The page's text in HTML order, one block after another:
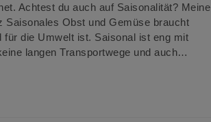
Achtest du auch auf Saisonalität? Meine
Saisonales Obst und Gemüse braucht
die Umwelt ist. Saisonal ist eng mit
langen Transportwege und auch…